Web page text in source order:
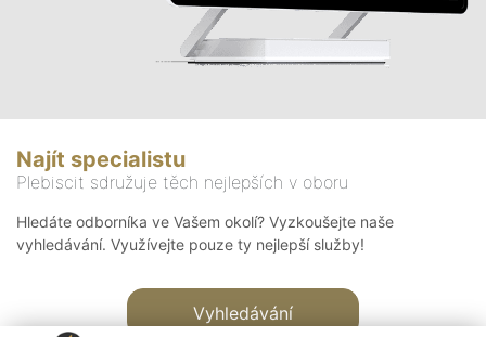
Najít specialistu
Plebiscit sdružuje těch nejlepších v oboru
Hledáte odborníka ve Vašem okolí? Vyzkoušejte naše
vyhledávání. Využívejte pouze ty nejlepší služby!
Vyhledávání